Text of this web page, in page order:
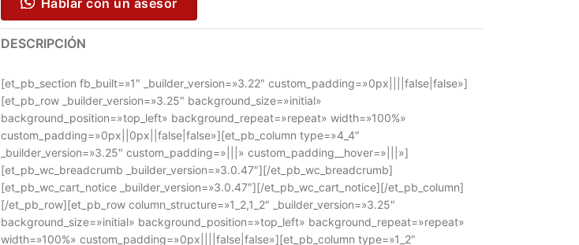
Hablar con un asesor
DESCRIPCIÓN
[et_pb_section fb_built=»1″ _builder_version=»3.22″ custom_padding=»0px||||false|false»]
[et_pb_row _builder_version=»3.25″ background_size=»initial»
background_position=»top_left» background_repeat=»repeat» width=»100%»
custom_padding=»0px||0px||false|false»][et_pb_column type=»4_4″
_builder_version=»3.25″ custom_padding=»|||» custom_padding__hover=»|||»]
[et_pb_wc_breadcrumb _builder_version=»3.0.47″][/et_pb_wc_breadcrumb]
[et_pb_wc_cart_notice _builder_version=»3.0.47″][/et_pb_wc_cart_notice][/et_pb_column]
[/et_pb_row][et_pb_row column_structure=»1_2,1_2″ _builder_version=»3.25″
background_size=»initial» background_position=»top_left» background_repeat=»repeat»
width=»100%» custom_padding=»0px||||false|false»][et_pb_column type=»1_2″